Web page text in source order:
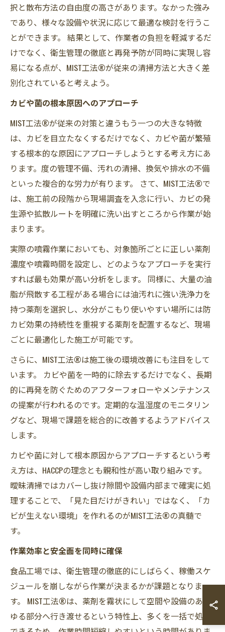
択と散布方法の自由度の高さがあります。なかった強み
であり、様々な設備や状況に応じて最適な検討を行うこ
とができます。 結果として、作業者の負担を軽減するだ
けでなく、衛生管理の徹底と再発予防が同時に実現し容
易になる点が、MIST工法®が従来の清掃方法と大きく差
別化されていると考えよう。
カビや菌の根本原因へのアプローチ
MIST工法®が従来の対策と違うもう一つの大きな特徴
は、カビを目立たなくするだけでなく、カビや菌が繁殖
する根本的な原因にアプローチしようとする考え方にあ
ります。度の管理不備、汚れの清掃、換気や排水の不備
といった複合的な労力が有ります。 さて、MIST工法®で
は、施工前の段階から現場調査を入念に行い、カビの発
生源や拡散ルートを明確に洗い出すところから作業が始
まります。
実際の噴霧作業においても、対象箇所ごとに正しい薬剤
濃度や噴霧時間を設定し、どのようなアプローチを実行
すれば最も効果が高い分析をします。 同様に、大量の油
脂が飛散する工程がある場合には油汚れに強い洗浄力を
持つ薬剤を選択し、水分がこもり使いやすい場所には防
カビ効果の持続性を重視する薬剤を配置するなど、現場
ごとに最適化した施工が可能です。
さらに、MIST工法®は施工後の環境改善にも注目をして
います。 カビや菌を一時的に除去するだけでなく、長期
的に再発を防ぐためのアフターフォローやメンテナンス
の提案が行われるのです。定期的な温湿度のモニタリン
グなど、現場で課題を総合的に改善するようアドバイス
します。
カビや菌に対して根本原因からアプローチするという考
え方は、HACCPの理念とも親和性が高い取り組みです。
曖昧清掃ではカバーし抜け隙間や設備内部まで確実に処
理することで、「見た目だけがきれい」ではなく、「カ
ビが生えない環境」を作れるのがMIST工法®の真髄で
す。
作業効率と安全面を同時に確保
食品工場では、衛生管理の徹底的にしばらく、稼働スケ
ジュールを崩しながら作業が決まるかが課題となりま
す。 MIST工法®は、薬剤を霧状にして空間や設備のあら
ゆる部分へ行き渡せるという特性上、多くを一括で処理